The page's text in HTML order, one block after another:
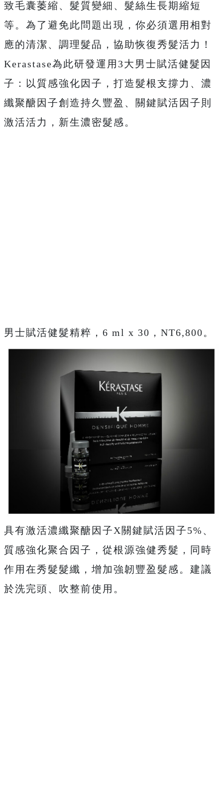
致毛囊萎縮、髮質變細、髮絲生長期縮短
等。為了避免此問題出現，你必須選用相對
應的清潔、調理髮品，協助恢復秀髮活力！
Kerastase為此研發運用3大男士賦活健髮因
子：以質感強化因子，打造髮根支撐力、濃
纖聚醣因子創造持久豐盈、關鍵賦活因子則
激活活力，新生濃密髮感。
男士賦活健髮精粹，6 ml x 30，NT6,800。
具有激活濃纖聚醣因子X關鍵賦活因子5%、
質感強化聚合因子，從根源強健秀髮，同時
作用在秀髮髮纖，增加強韌豐盈髮感。建議
於洗完頭、吹整前使用。